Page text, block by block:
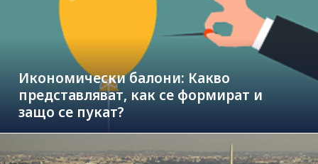
Икономически балони: Какво
представляват, как се формират и
защо се пукат?